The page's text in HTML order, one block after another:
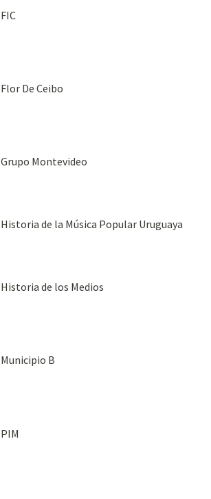
FIC
Flor De Ceibo
Grupo Montevideo
Historia de la Música Popular Uruguaya
Historia de los Medios
Municipio B
PIM